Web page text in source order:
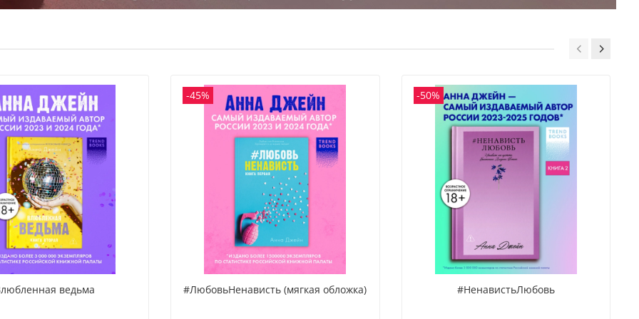
детективы, триллеры, художественная литература для взрослыхсо
Соберите мои взорванные мозги и сердце обратно!!! Для меня эта
ускоряясь и закручиваясь… и вот ты уже стоишь в эпицентре. В
продолжения (и любовной линии с моим фаворитом 😁). Спасибо,
Хелена, за потрясную книгу и эмоции, которые она мне подарила
🤗.
ведьма
-45%
#ЛюбовьНенависть (мягкая обложка)
-50%
#НенавистьЛюбовь